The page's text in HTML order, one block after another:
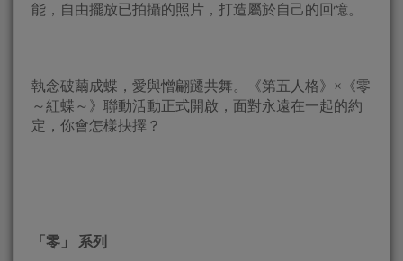
能，自由擺放已拍攝的照片，打造屬於自己的回憶。
執念破繭成蝶，愛與憎翩躚共舞。《第五人格》×《零
～紅蝶～》聯動活動正式開啟，面對永遠在一起的約
定，你會怎樣抉擇？
「零」 系列